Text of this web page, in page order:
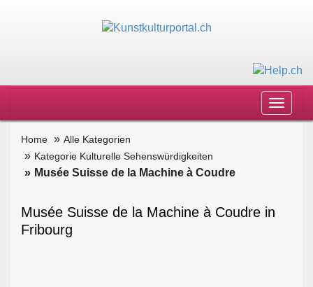
Toggle
Home
Alle Kategorien
Kategorie Kulturelle Sehenswürdigkeiten
Musée Suisse de la Machine à Coudre
Musée Suisse de la Machine à Coudre in
Fribourg